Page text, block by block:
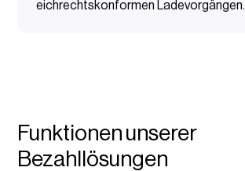
eichrechtskonformen Ladevorgängen.
Funktionen unserer
Bezahllösungen